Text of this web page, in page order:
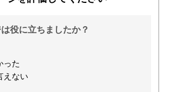
役に立ちましたか？
った
えない